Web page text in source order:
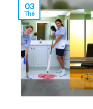
03
Th6